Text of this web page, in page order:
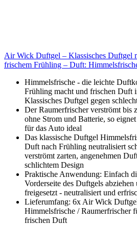
Air Wick Duftgel – Klassisches Duftgel
frischem Frühling – Duft:
Himmelsfrische - die leichte
Frühling macht und frischen Duft
Klassisches Duftgel gegen
Der Raumerfrischer verströmt bis
ohne Strom und Batterie, so
für das Auto ideal
Das klassische Duftgel
Duft nach Frühling neutralisiert
verströmt zarten, angenehmen
schlichtem Design
Praktische Anwendung: Einfach
Vorderseite des Duftgels
freigesetzt - neutralisiert und
Lieferumfang: 6x Air Wick
Himmelsfrische / Raumerfrischer
frischen Duft